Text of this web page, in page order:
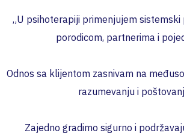
„U psihoterapiji primenjujem sistemski
porodicom, partnerima i
Odnos sa klijentom zasnivam na
razumevanju i
Zajedno gradimo sigurno i